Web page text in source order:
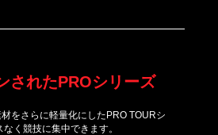
されたPROシリーズ
をさらに軽量化にしたPRO TOURシ
く競技に集中できます。